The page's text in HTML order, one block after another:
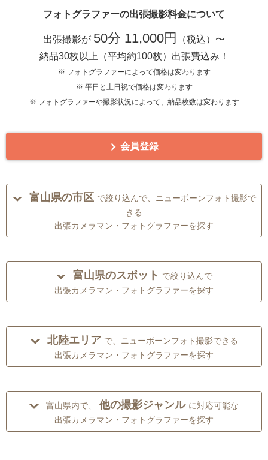
フォトグラファーの出張撮影料金について
出張撮影が 50分 11,000円
（税込）〜
納品30枚以上（平均約100枚）出張費込み！
※ フォトグラファーによって価格は変わります
※ 平日と土日祝で価格は変わります
※ フォトグラファーや撮影状況によって、納品枚数は変わります
会員登録
富山県の市区 で絞り込んで、ニューボーンフォト撮影で
きる
出張カメラマン・フォトグラファーを探す
富山県のスポット で絞り込んで
出張カメラマン・フォトグラファーを探す
北陸エリア で、ニューボーンフォト撮影できる
出張カメラマン・フォトグラファーを探す
富山県内で、 他の撮影ジャンル に対応可能な
出張カメラマン・フォトグラファーを探す